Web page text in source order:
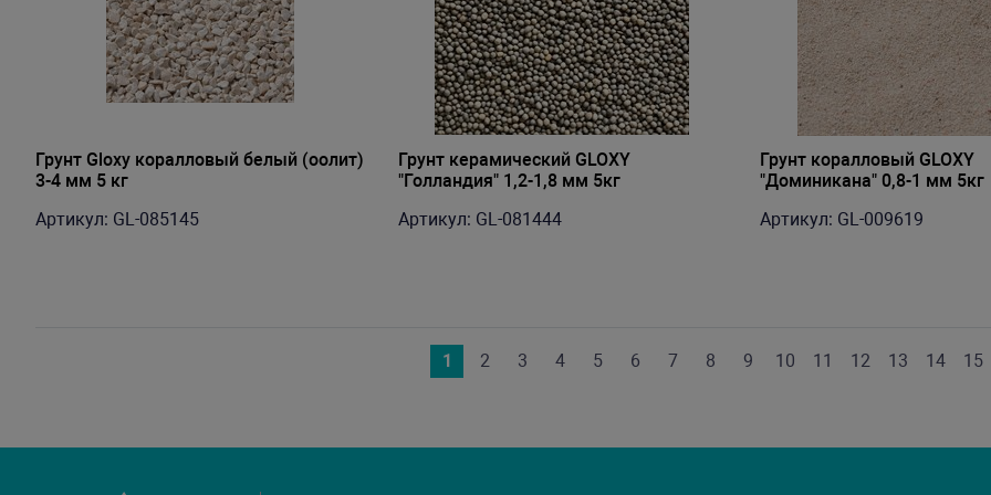
Грунт Gloxy коралловый белый (оолит)
3-4 мм 5 кг
Артикул: GL-085145
Грунт керамический GLOXY
"Голландия" 1,2-1,8 мм 5кг
Артикул: GL-081444
Грунт коралловый GLOXY
"Доминикана" 0,8-1 мм 5кг
Артикул: GL-009619
1 2 3 4 5 6 7 8 9 10 11 12 13 14 15